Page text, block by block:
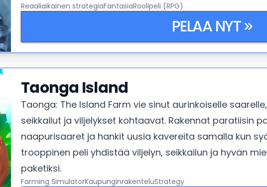
Reaaliaikainen strategiaFantasiaRoolipeli (RPG)
PELAA NYT
Taonga Island
Taonga: The Island Farm vie sinut aurinkoiselle
seikkailut ja viljelykset kohtaavat. Rakennat paratiisin
naapurisaaret ja hankit uusia kavereita samalla kun
trooppinen peli yhdistää viljelyn, seikkailun ja hyvän
paketiksi.
Farming SimulatorKaupunginrakenteluStrategy